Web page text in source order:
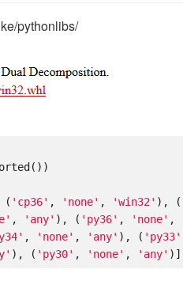
pythonlibs/
( 'cp36' , 'none' , 'win32' ), (
, 'any' ), ( 'py36' , 'none' ,
, 'none' , 'any' ), ( 'py33'
), ( 'py30' , 'none' , 'any'